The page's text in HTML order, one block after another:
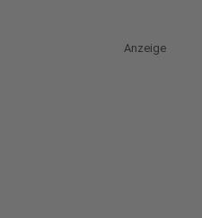
Anzeige